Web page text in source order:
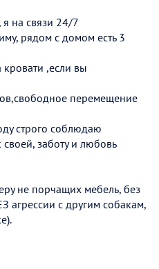
на связи 24/7
рядом с домом есть 3
,если вы
перемещение
строго соблюдаю
заботу и любовь
не порчащих мебель, без
агрессии с другим собакам,